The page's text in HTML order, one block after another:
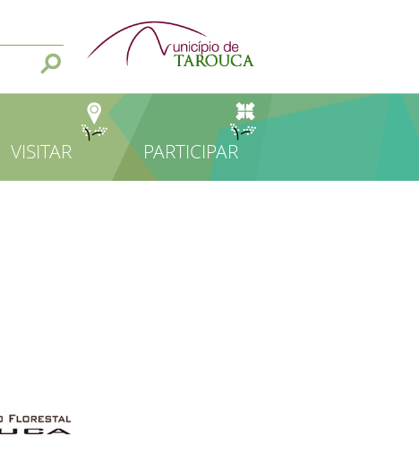
VISITAR PARTICIPAR